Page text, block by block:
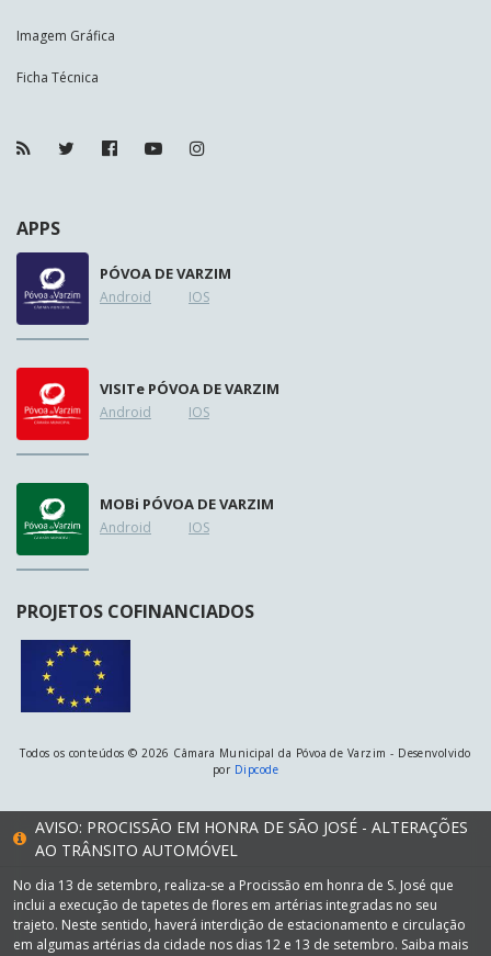
Imagem Gráfica
Ficha Técnica
APPS
PÓVOA DE VARZIM
Android IOS
VISITe PÓVOA DE VARZIM
Android IOS
MOBi PÓVOA DE VARZIM
Android IOS
PROJETOS COFINANCIADOS
Todos os conteúdos © 2026 Câmara Municipal da Póvoa de Varzim - Desenvolvido
por Dipcode
AVISO: PROCISSÃO EM HONRA DE SÃO JOSÉ - ALTERAÇÕES
AO TRÂNSITO AUTOMÓVEL
No dia 13 de setembro, realiza-se a Procissão em honra de S. José que
inclui a execução de tapetes de flores em artérias integradas no seu
trajeto. Neste sentido, haverá interdição de estacionamento e circulação
em algumas artérias da cidade nos dias 12 e 13 de setembro. Saiba mais